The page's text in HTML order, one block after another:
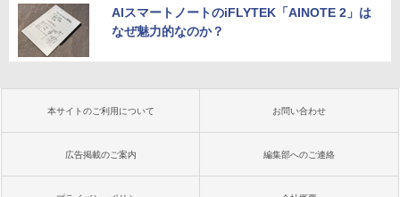
AIスマートノートのiFLYTEK「AINOTE 2」は
なぜ魅力的なのか？
本サイトのご利用について お問い合わせ
広告掲載のご案内 編集部へのご連絡